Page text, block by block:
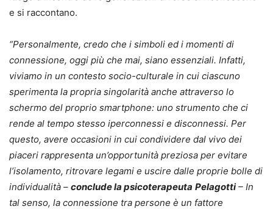
e si raccontano.
“Personalmente, credo che i simboli ed i momenti di
connessione, oggi più che mai, siano essenziali. Infatti,
viviamo in un contesto socio-culturale in cui ciascuno
sperimenta la propria singolarità anche attraverso lo
schermo del proprio smartphone: uno strumento che ci
rende al tempo stesso iperconnessi e disconnessi. Per
questo, avere occasioni in cui condividere dal vivo dei
piaceri rappresenta un’opportunità preziosa per evitare
l’isolamento, ritrovare legami e uscire dalle proprie bolle di
individualità – conclude la psicoterapeuta Pelagotti– In
tal senso, la connessione tra persone è un fattore